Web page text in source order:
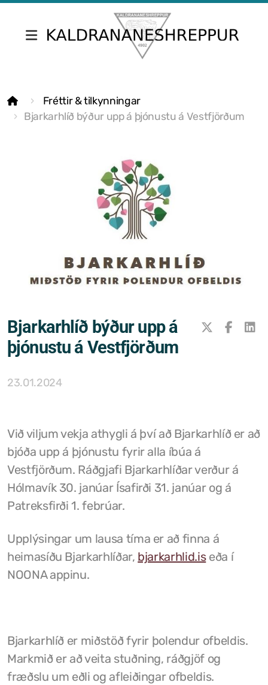
Fréttir & tilkynningar
Bjarkarhlíð býður upp á þjónustu á Vestfjörðum
Bjarkarhlíð býður upp á
þjónustu á Vestfjörðum
23.01.2024
Við viljum vekja athygli á því að Bjarkarhlíð er að
bjóða upp á þjónustu fyrir alla íbúa á
Vestfjörðum. Ráðgjafi Bjarkarhlíðar verður á
Hólmavík 30. janúar Ísafirði 31. janúar og á
Patreksfirði 1. febrúar.
Upplýsingar um lausa tíma er að finna á
heimasíðu Bjarkarhlíðar, bjarkarhlid.iseða í
NOONA appinu.
Bjarkarhlíð er miðstöð fyrir þolendur ofbeldis.
Markmið er að veita stuðning, ráðgjöf og
fræðslu um eðli og afleiðingar ofbeldis.
Skrifstofa Kaldrananeshrepps
Fundargerðir sveitarstjórnar
Samþykktir
Ársreikningar
Félagsþjónusta Stranda og Reykhólahrepps
Slökkvilið Drangsness
Sorpsamlag Strandasýslu
Grunnskóli Drangsness
Siglingar út í Grímsey
Veiðileyfi